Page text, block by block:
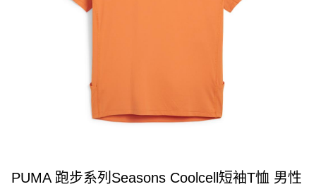
PUMA 跑步系列Seasons Coolcell短袖T恤 男性